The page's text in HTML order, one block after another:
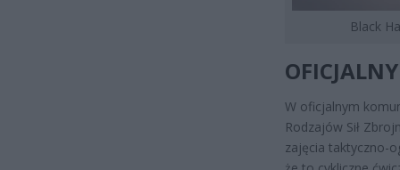
Black
W oficjalnym
Rodzajów Sił
zajęcia taktyczno-